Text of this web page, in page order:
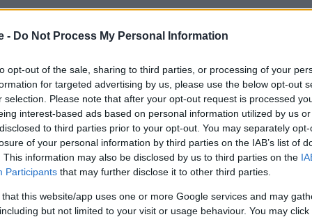
- Do Not Process My Personal Information
opt-out of the sale, sharing to third parties, or processing of your
for targeted advertising by us, please use the below opt-out
selection. Please note that after your opt-out request is processed
interest-based ads based on personal information utilized by us
to third parties prior to your opt-out. You may separately
of your personal information by third parties on the IAB’s list of
This information may also be disclosed by us to third parties on the
Participants that may further disclose it to other third parties.
that this website/app uses one or more Google services and may
but not limited to your visit or usage behaviour. You may
τους πιο όμορφους παραθαλάσσιους οικισμούς της
και σχεδόν έναν αιώνα σημείο αναφοράς για τους
Με ιστορία που ξεκινά το 1936,η οικογενειακή
γεύσεις, φρέσκα ψάρια και ζεστή φιλοξενία,